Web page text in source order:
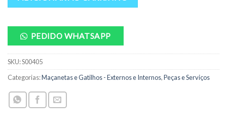
PEDIDO WHATSAPP
SKU:S00405
Categorias:Maçanetas e Gatilhos - Externos e Internos,Peças e Serviços